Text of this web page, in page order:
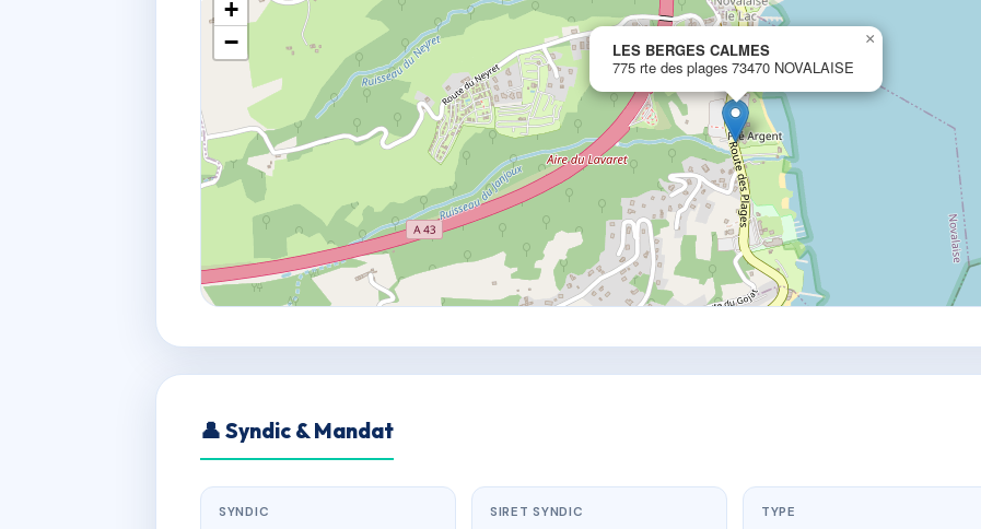
www.vme.plus/AC8839185
LES BERGES CALMES
775 rte des plages73470 NOVALAISE
LES BERGES CALMES
775 rte des plages 73470 NOVALAISE
×
+
−
👤 Syndic & Mandat
SYNDIC SIRET SYNDIC TYPE